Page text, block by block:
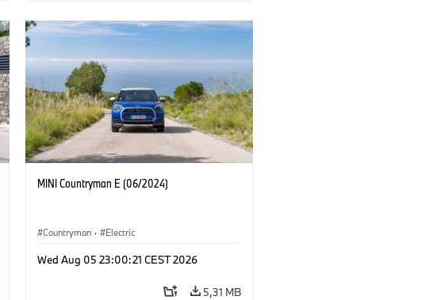
MINI Countryman E (06/2024)
Countryman · Electric
Wed Aug 05 23:00:21 CEST 2026
5,31 MB